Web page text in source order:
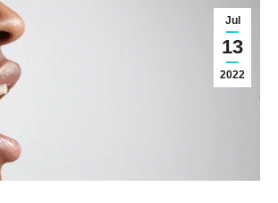
Jul
13
2022